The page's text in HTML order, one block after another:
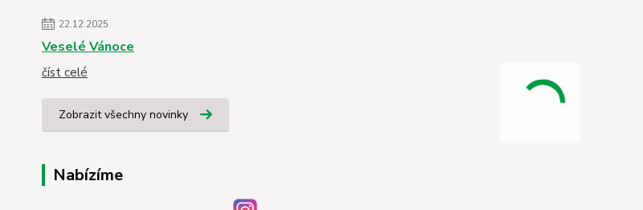
22.12.2025
Veselé Vánoce
číst celé
Zobrazit všechny novinky
Nabízíme